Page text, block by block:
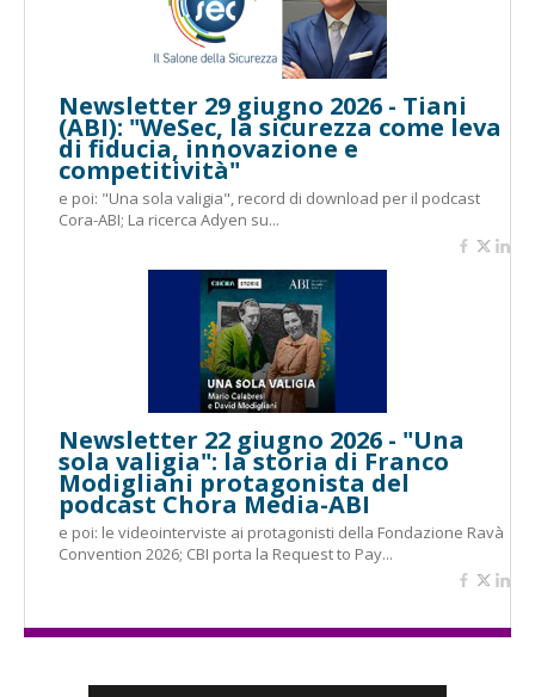
Newsletter 29 giugno 2026 - Tiani
(ABI): "WeSec, la sicurezza come leva
di fiducia, innovazione e
competitività"
e poi: "Una sola valigia", record di download per il podcast
Cora-ABI; La ricerca Adyen su...
Newsletter 22 giugno 2026 - "Una
sola valigia": la storia di Franco
Modigliani protagonista del
podcast Chora Media-ABI
e poi: le videointerviste ai protagonisti della Fondazione Ravà
Convention 2026; CBI porta la Request to Pay...